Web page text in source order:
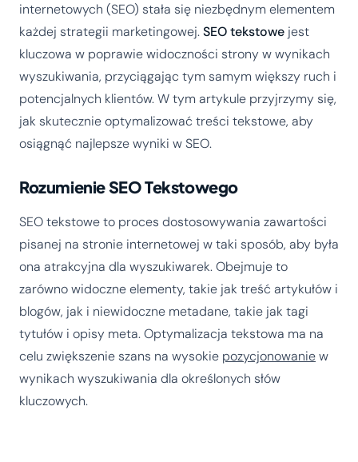
internetowych (SEO) stała się niezbędnym elementem
każdej strategii marketingowej.SEO tekstowe jest
kluczowa w poprawie widoczności strony w wynikach
wyszukiwania, przyciągając tym samym większy ruch i
potencjalnych klientów. W tym artykule przyjrzymy się,
jak skutecznie optymalizować treści tekstowe, aby
osiągnąć najlepsze wyniki w SEO.
Rozumienie SEO Tekstowego
SEO tekstowe to proces dostosowywania zawartości
pisanej na stronie internetowej w taki sposób, aby była
ona atrakcyjna dla wyszukiwarek. Obejmuje to
zarówno widoczne elementy, takie jak treść artykułów i
blogów, jak i niewidoczne metadane, takie jak tagi
tytułów i opisy meta. Optymalizacja tekstowa ma na
celu zwiększenie szans na wysokie pozycjonowaniew
wynikach wyszukiwania dla określonych słów
kluczowych.